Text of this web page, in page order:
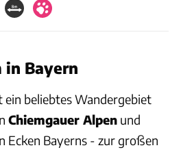
Bayern
ein beliebtes Wandergebiet
Chiemgauer Alpen und
Ecken Bayerns - zur großen